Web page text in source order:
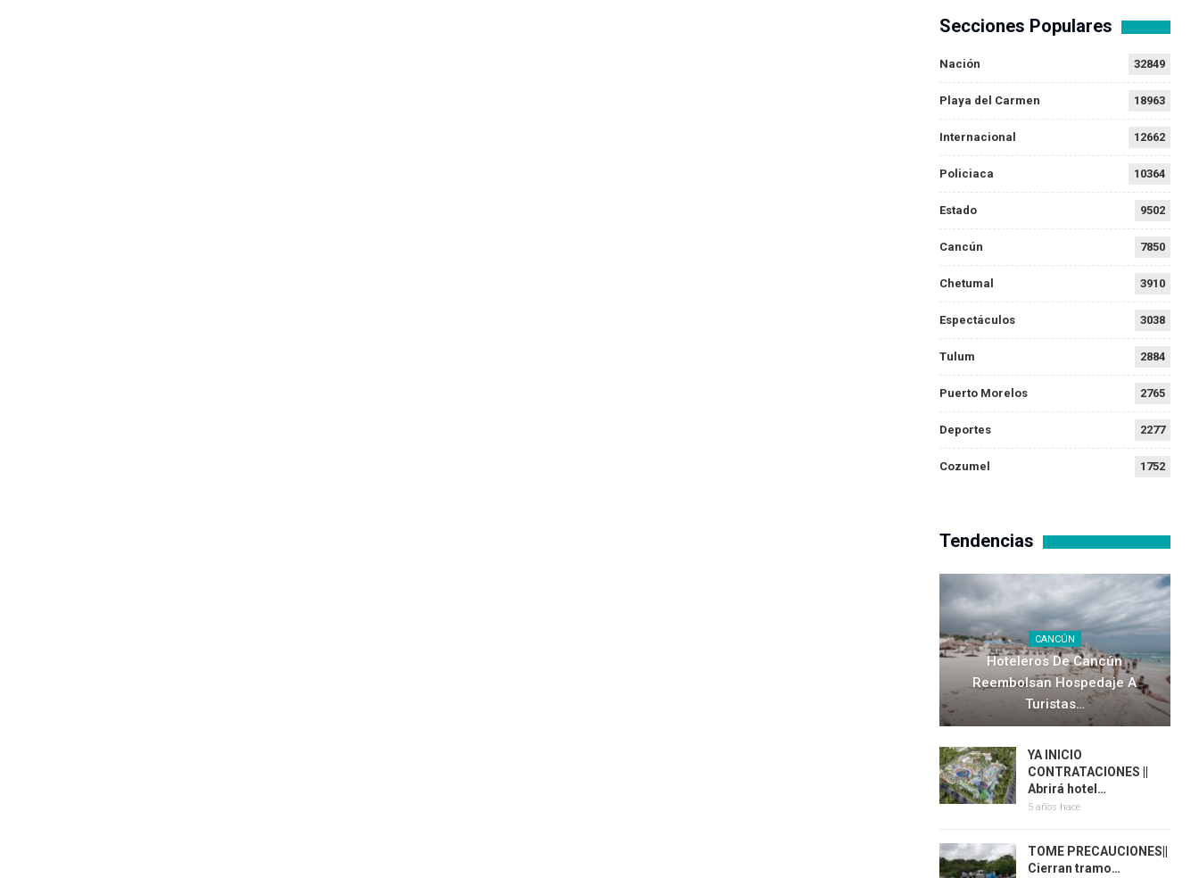
Secciones Populares
Nación 32849
Playa del Carmen 18963
Internacional 12662
Policiaca 10364
Estado 9502
Cancún 7850
Chetumal 3910
Espectáculos 3038
Tulum 2884
Puerto Morelos 2765
Deportes 2277
Cozumel 1752
Tendencias
CANCÚN
Hoteleros De Cancún
Reembolsan Hospedaje A
Turistas…
YA INICIO
CONTRATACIONES ||
Abrirá hotel…
5 años hace
TOME PRECAUCIONES||
Cierran tramo…